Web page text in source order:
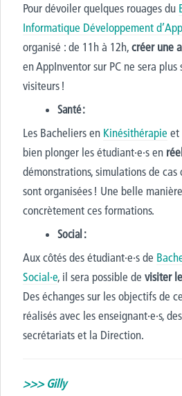
Pour dévoiler quelques rouages du
Informatique Développement
organisé : de 11h à 12h,créer une
en AppInventor sur PC ne sera plus
visiteurs!
Santé :
Les Bacheliers en Kinésithérapie et
bien plonger les étudiant·e·s en
démonstrations, simulationsde cas
sont organisées ! Une belle
concrètement ces formations.
Social :
Aux côtés des étudiant·e·s de
Social·e, il sera possible de visiter
Des échanges sur lesobjectifsde
réalisés avec les enseignant·e·s,
secrétariats et la Direction.
>>> Gilly